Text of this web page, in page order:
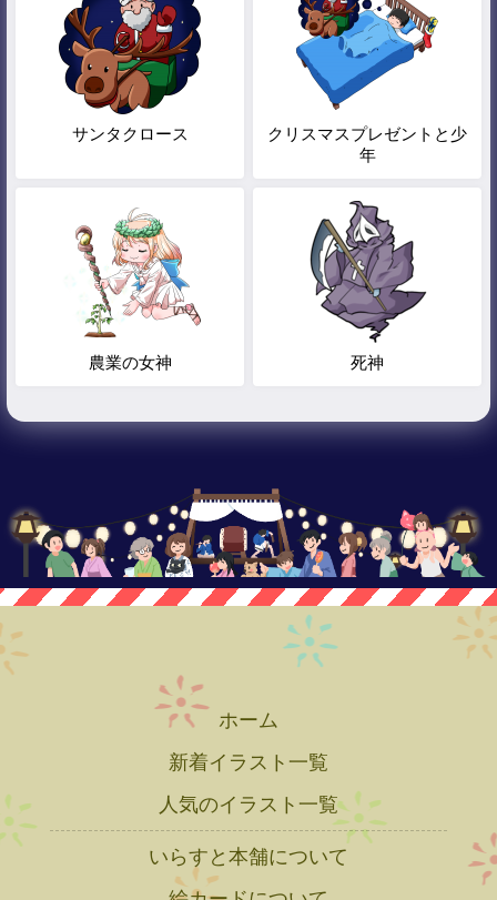
サンタクロース
クリスマスプレゼントと少
年
農業の女神 死神
ホーム
新着イラスト一覧
人気のイラスト一覧
いらすと本舗について